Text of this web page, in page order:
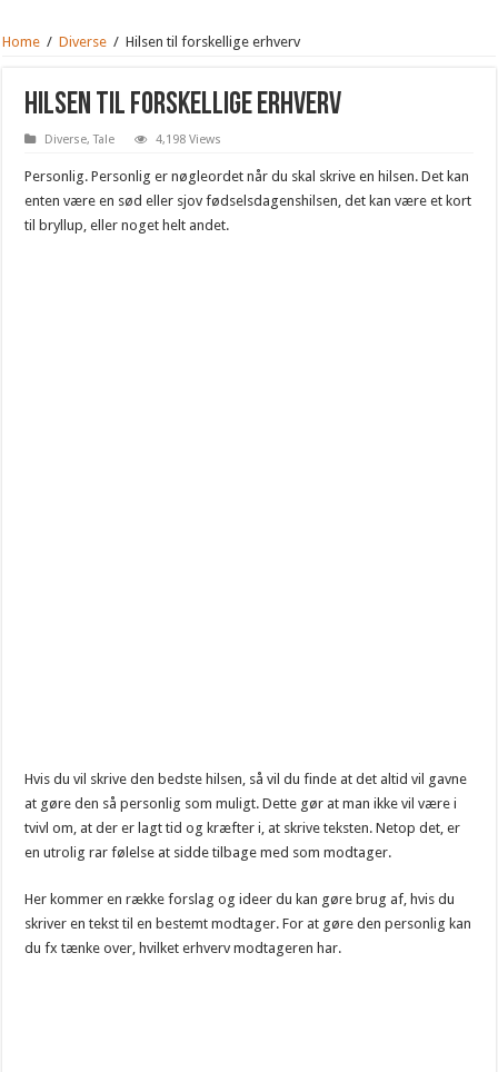
Home / Diverse / Hilsen til forskellige erhverv
Hilsen til forskellige erhverv
Diverse,Tale 4,198 Views
Personlig. Personlig er nøgleordet når du skal skrive en hilsen. Det kan
enten være en sød eller sjov fødselsdagenshilsen, det kan være et kort
til bryllup, eller noget helt andet.
Hvis du vil skrive den bedste hilsen, så vil du finde at det altid vil gavne
at gøre den så personlig som muligt. Dette gør at man ikke vil være i
tvivl om, at der er lagt tid og kræfter i, at skrive teksten. Netop det, er
en utrolig rar følelse at sidde tilbage med som modtager.
Her kommer en række forslag og ideer du kan gøre brug af, hvis du
skriver en tekst til en bestemt modtager. For at gøre den personlig kan
du fx tænke over, hvilket erhverv modtageren har.